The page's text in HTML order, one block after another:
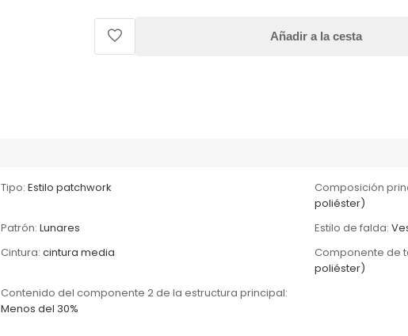
Añadir a la cesta
Tipo: Estilo patchwork Composición
poliéster)
Patrón: Lunares Estilo de falda:
Cintura: cintura media Componente de
poliéster)
Contenido del componente 2 de la estructura principal:
Menos del 30%